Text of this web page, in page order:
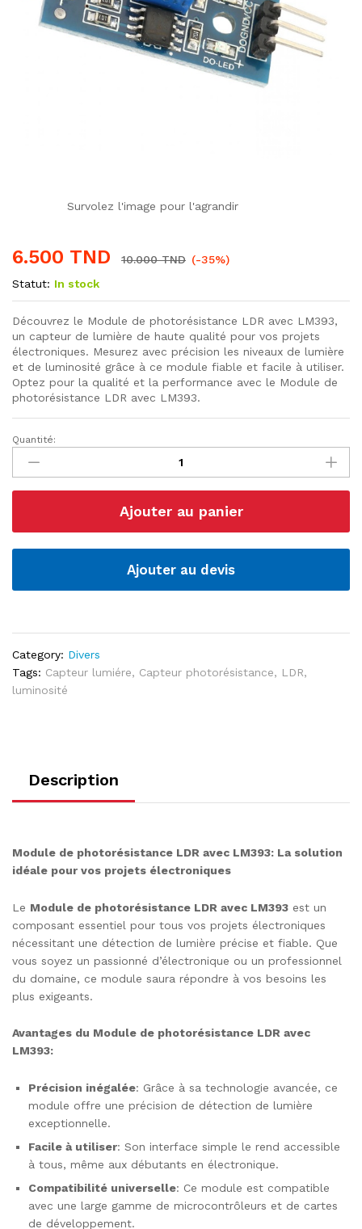
Survolez l'image pour l'agrandir
6.500 TND 10.000TND (-35%)
Statut: In stock
Découvrez le Module de photorésistance LDR avec LM393,
un capteur de lumière de haute qualité pour vos projets
électroniques. Mesurez avec précision les niveaux de lumière
et de luminosité grâce à ce module fiable et facile à utiliser.
Optez pour la qualité et la performance avec le Module de
photorésistance LDR avec LM393.
Module
Capteur
de
Lumière
Photorésistance
LDR
Quantité:
Ajouter au panier
Ajouter au devis
Category: Divers
Tags: Capteur lumiére, Capteur photorésistance, LDR,
luminosité
Description
Module de photorésistance LDR avec LM393: La solution
idéale pour vos projets électroniques
Le Module de photorésistance LDR avec LM393 est un
composant essentiel pour tous vos projets électroniques
nécessitant une détection de lumière précise et fiable. Que
vous soyez un passionné d’électronique ou un professionnel
du domaine, ce module saura répondre à vos besoins les
plus exigeants.
Avantages du Module de photorésistance LDR avec
LM393:
Précision inégalée: Grâce à sa technologie avancée, ce
module offre une précision de détection de lumière
exceptionnelle.
Facile à utiliser: Son interface simple le rend accessible
à tous, même aux débutants en électronique.
Compatibilité universelle: Ce module est compatible
avec une large gamme de microcontrôleurs et de cartes
de développement.